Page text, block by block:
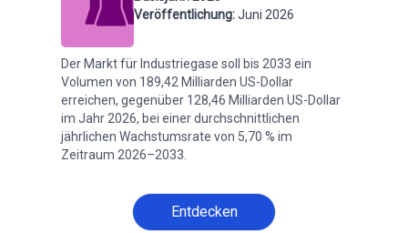
Veröffentlichung: Juni 2026
Der Markt für Industriegase soll bis 2033 ein
Volumen von 189,42 Milliarden US-Dollar
erreichen, gegenüber 128,46 Milliarden US-Dollar
im Jahr 2026, bei einer durchschnittlichen
jährlichen Wachstumsrate von 5,70 % im
Zeitraum 2026–2033.
Entdecken